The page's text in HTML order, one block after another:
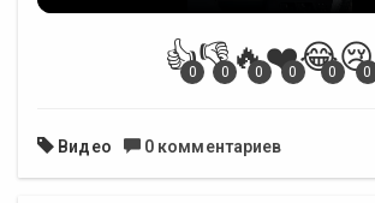
👍
0👎
0🔥
0❤️
0😂
0😢
0
Видео 0 комментариев